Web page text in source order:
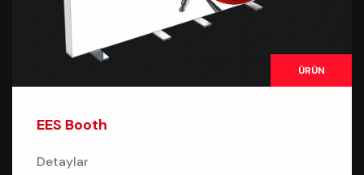
ÜRÜN
EES Booth
Detaylar